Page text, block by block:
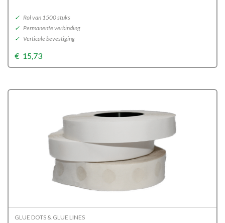
✓ Rol van 1500 stuks
✓ Permanente verbinding
✓ Verticale bevestiging
€ 15,73
GLUE DOTS & GLUE LINES